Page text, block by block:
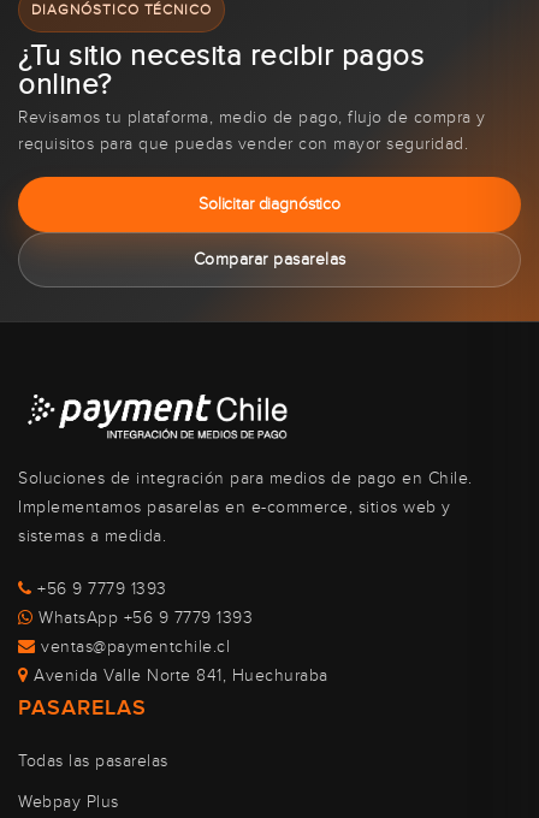
DIAGNÓSTICO TÉCNICO
¿Tu sitio necesita recibir pagos
online?
Revisamos tu plataforma, medio de pago, flujo de compra y
requisitos para que puedas vender con mayor seguridad.
Solicitar diagnóstico
Comparar pasarelas
Soluciones de integración para medios de pago en Chile.
Implementamos pasarelas en e-commerce, sitios web y
sistemas a medida.
+56 9 7779 1393
WhatsApp +56 9 7779 1393
ventas@paymentchile.cl
Avenida Valle Norte 841, Huechuraba
PASARELAS
Todas las pasarelas
Webpay Plus